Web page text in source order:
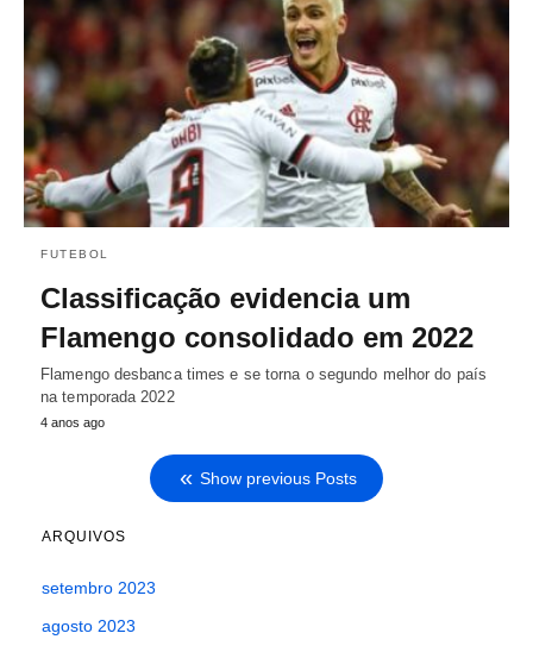
FUTEBOL
Classificação evidencia um
Flamengo consolidado em 2022
Flamengo desbanca times e se torna o segundo melhor do país
na temporada 2022
4 anos ago
Show previous Posts
ARQUIVOS
setembro 2023
agosto 2023